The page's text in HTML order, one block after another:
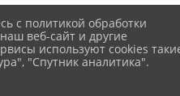
с политикой обработки
веб-сайт и другие
используют cookies
"Спутник аналитика".